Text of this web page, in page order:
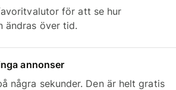
för att se hur
ändras över tid.
annonser
några sekunder. Den är helt gratis